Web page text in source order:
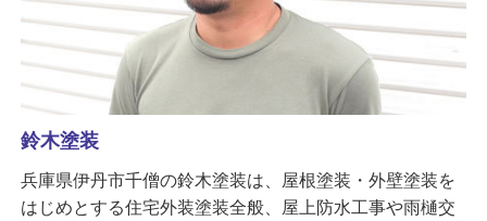
鈴木塗装
兵庫県伊丹市千僧の鈴木塗装は、屋根塗装・外壁塗装を
はじめとする住宅外装塗装全般、屋上防水工事や雨樋交